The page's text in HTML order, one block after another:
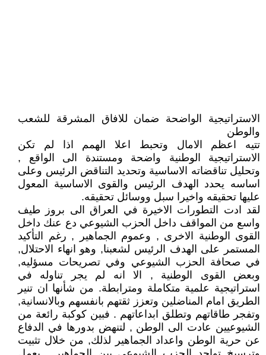
الاستراتيجية الواضحة ضمان للافاق المشرقة للشعب
والوطن
تتيه اعظم الامال وتحبط اعلا الهمم اذا لم تكن
الاستراتيجية الوطنية واضحة ومستندة الى الواقع ,
وتحليل تناقضاته الاساسية وتحديد التناقض الرئيس وعلى
اساسه يحدد الهدف الرئيس والقوى الاساسية المعول
عليها تحقيقه واخيرا سبل ووسائل تحقيقه.
لقد ادت التطورات الاخيرة في العراق الى بروز طيف
واسع من المواقف داخل الحزب الشيوعي دع عنك داخل
القوى الوطنية الاخرى , وعموم الجماهير , رغم التأكيد
المستمر على الهدف الرئيس لشعبنا, وهو انهاء الاحتلال,
في صحافة الحزب الشيوعي وفي تصريحات مسؤليه,
وبعض القوى الوطنية , الا انه لم يجر تناوله في
استراتيجية علمية متكاملة ومترابطة. من شأنها ان تنير
الطريق امام المناضلين وتعزز ثقتهم بانفسهم وبالانسانية,
وتفجر طاقاتهم وتطلق ابداعاتهم . فبين كوكبة رائعة من
الشيوعيين عادت الى الوطن , لتنهض بدورها في الدفاع
عن حرية الوطن واعداد الجماهير لذلك, من خلال تثبيت